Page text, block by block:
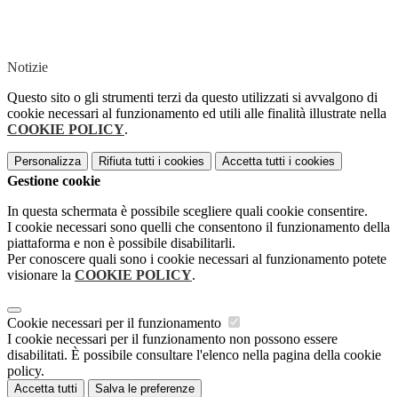
Notizie
Questo sito o gli strumenti terzi da questo utilizzati si avvalgono di
cookie necessari al funzionamento ed utili alle finalità illustrate nella
COOKIE POLICY.
Personalizza Rifiuta tutti i cookies Accetta tutti i cookies
Gestione cookie
In questa schermata è possibile scegliere quali cookie consentire.
I cookie necessari sono quelli che consentono il funzionamento della
piattaforma e non è possibile disabilitarli.
Per conoscere quali sono i cookie necessari al funzionamento potete
visionare la COOKIE POLICY.
Cookie necessari per il funzionamento
I cookie necessari per il funzionamento non possono essere
disabilitati. È possibile consultare l'elenco nella pagina della cookie
policy.
Accetta tutti Salva le preferenze